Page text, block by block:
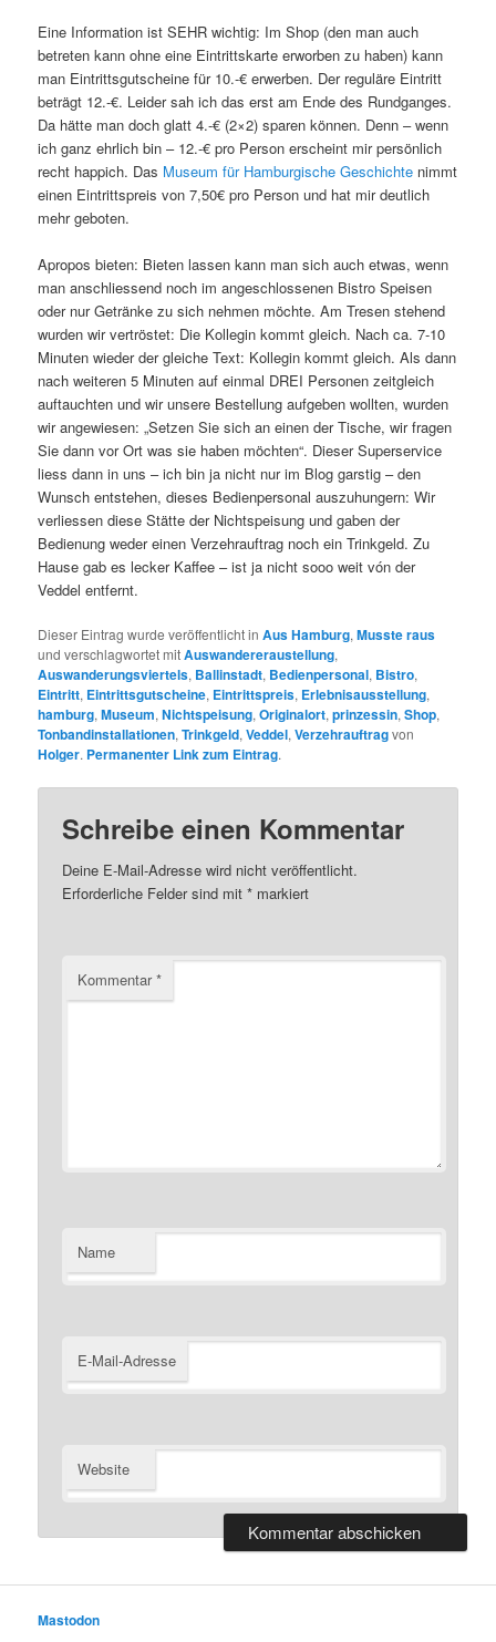
Eine Information ist SEHR wichtig: Im Shop (den man auch
betreten kann ohne eine Eintrittskarte erworben zu haben) kann
man Eintrittsgutscheine für 10.-€ erwerben. Der reguläre Eintritt
beträgt 12.-€. Leider sah ich das erst am Ende des Rundganges.
Da hätte man doch glatt 4.-€ (2×2) sparen können. Denn – wenn
ich ganz ehrlich bin – 12.-€ pro Person erscheint mir persönlich
recht happich. Das Museum für Hamburgische Geschichte nimmt
einen Eintrittspreis von 7,50€ pro Person und hat mir deutlich
mehr geboten.
Apropos bieten: Bieten lassen kann man sich auch etwas, wenn
man anschliessend noch im angeschlossenen Bistro Speisen
oder nur Getränke zu sich nehmen möchte. Am Tresen stehend
wurden wir vertröstet: Die Kollegin kommt gleich. Nach ca. 7-10
Minuten wieder der gleiche Text: Kollegin kommt gleich. Als dann
nach weiteren 5 Minuten auf einmal DREI Personen zeitgleich
auftauchten und wir unsere Bestellung aufgeben wollten, wurden
wir angewiesen: „Setzen Sie sich an einen der Tische, wir fragen
Sie dann vor Ort was sie haben möchten“. Dieser Superservice
liess dann in uns – ich bin ja nicht nur im Blog garstig – den
Wunsch entstehen, dieses Bedienpersonal auszuhungern: Wir
verliessen diese Stätte der Nichtspeisung und gaben der
Bedienung weder einen Verzehrauftrag noch ein Trinkgeld. Zu
Hause gab es lecker Kaffee – ist ja nicht sooo weit vón der
Veddel entfernt.
Dieser Eintrag wurde veröffentlicht inAus Hamburg,Musste raus
und verschlagwortet mitAuswandereraustellung,
Auswanderungsviertels, Ballinstadt, Bedienpersonal, Bistro,
Eintritt, Eintrittsgutscheine, Eintrittspreis, Erlebnisausstellung,
hamburg,Museum,Nichtspeisung,Originalort,prinzessin,Shop,
Tonbandinstallationen,Trinkgeld,Veddel,Verzehrauftragvon
Holger. Permanenter Link zum Eintrag.
Schreibe einen Kommentar
Deine E-Mail-Adresse wird nicht veröffentlicht.
Erforderliche Felder sind mit* markiert
Kommentar*
Name
E-Mail-Adresse
Website
Mastodon